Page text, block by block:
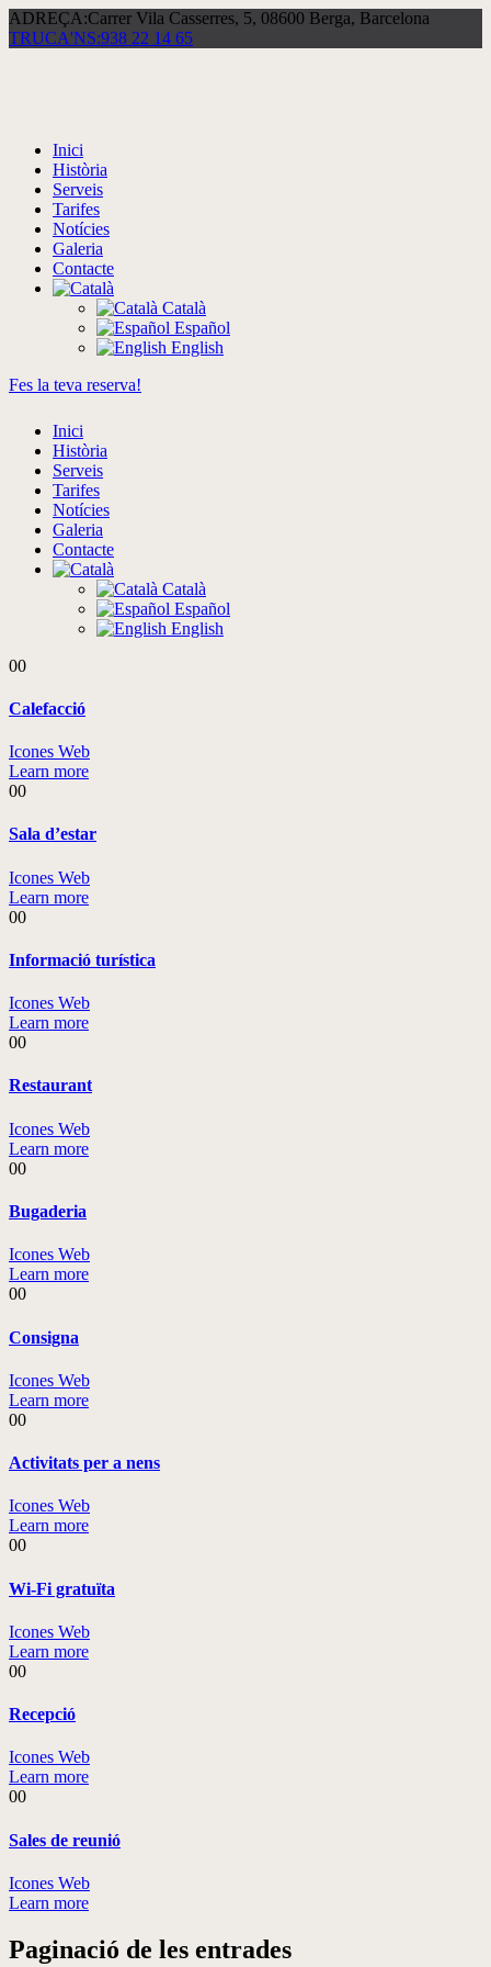
ADREÇA:Carrer Vila Casserres, 5, 08600 Berga, Barcelona
TRUCA'NS:938 22 14 65
Inici
Història
Serveis
Tarifes
Notícies
Galeria
Contacte
Català
Español
English
Fes la teva reserva!
Inici
Història
Serveis
Tarifes
Notícies
Galeria
Contacte
Català
Español
English
00
Calefacció
Icones Web
Learn more
00
Sala d’estar
Icones Web
Learn more
00
Informació turística
Icones Web
Learn more
00
Restaurant
Icones Web
Learn more
00
Bugaderia
Icones Web
Learn more
00
Consigna
Icones Web
Learn more
00
Activitats per a nens
Icones Web
Learn more
00
Wi-Fi gratuïta
Icones Web
Learn more
00
Recepció
Icones Web
Learn more
00
Sales de reunió
Icones Web
Learn more
Paginació de les entrades